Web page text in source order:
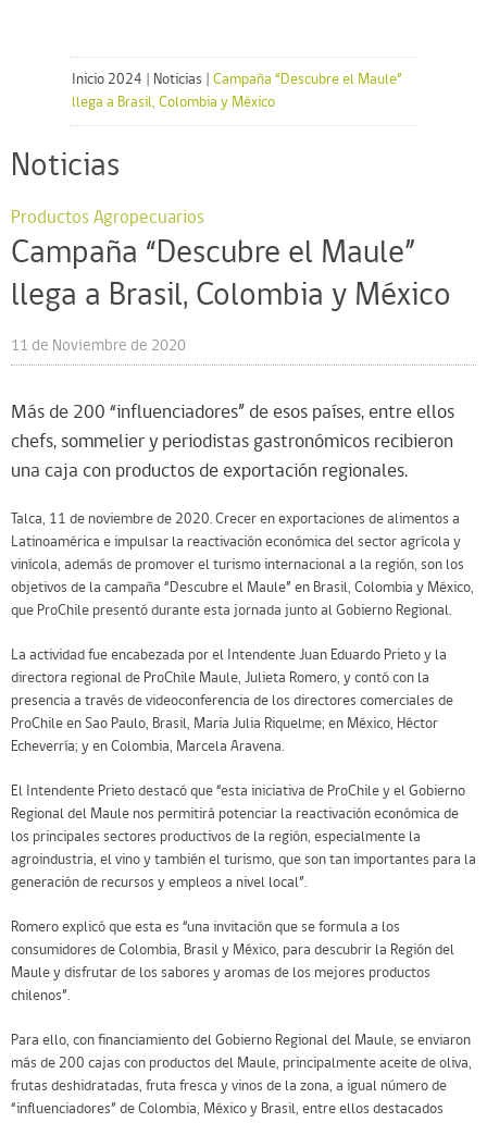
Inicio 2024 Noticias
Campaña “Descubre el Maule”
llega a Brasil, Colombia y México
Noticias
Productos Agropecuarios
Campaña “Descubre el Maule”
llega a Brasil, Colombia y México
11 de Noviembre de 2020
Más de 200 “influenciadores” de esos países, entre ellos
chefs, sommelier y periodistas gastronómicos recibieron
una caja con productos de exportación regionales.
Talca, 11 de noviembre de 2020. Crecer en exportaciones de alimentos a
Latinoamérica e impulsar la reactivación económica del sector agrícola y
vinícola, además de promover el turismo internacional a la región, son los
objetivos de la campaña “Descubre el Maule” en Brasil, Colombia y México,
que ProChile presentó durante esta jornada junto al Gobierno Regional.
La actividad fue encabezada por el Intendente Juan Eduardo Prieto y la
directora regional de ProChile Maule, Julieta Romero, y contó con la
presencia a través de videoconferencia de los directores comerciales de
ProChile en Sao Paulo, Brasil, Maria Julia Riquelme; en México, Héctor
Echeverría; y en Colombia, Marcela Aravena.
El Intendente Prieto destacó que “esta iniciativa de ProChile y el Gobierno
Regional del Maule nos permitirá potenciar la reactivación económica de
los principales sectores productivos de la región, especialmente la
agroindustria, el vino y también el turismo, que son tan importantes para la
generación de recursos y empleos a nivel local”.
Romero explicó que esta es “una invitación que se formula a los
consumidores de Colombia, Brasil y México, para descubrir la Región del
Maule y disfrutar de los sabores y aromas de los mejores productos
chilenos”.
Para ello, con financiamiento del Gobierno Regional del Maule, se enviaron
más de 200 cajas con productos del Maule, principalmente aceite de oliva,
frutas deshidratadas, fruta fresca y vinos de la zona, a igual número de
“influenciadores” de Colombia, México y Brasil, entre ellos destacados